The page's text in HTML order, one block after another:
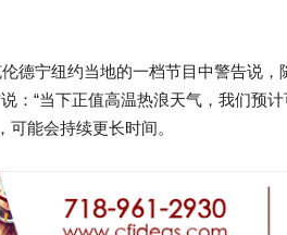
德宁纽约当地的一档节目中警告说，
：“当下正值高温热浪天气，我们预
能会持续更长时间。